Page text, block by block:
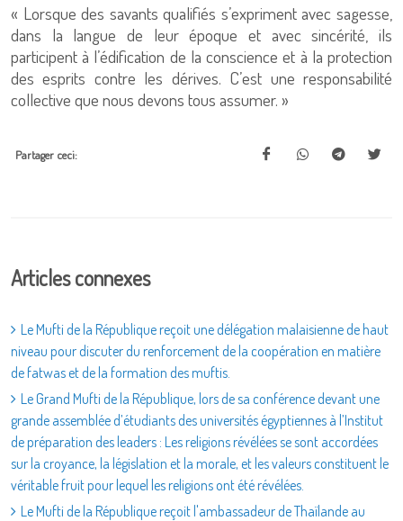
« Lorsque des savants qualifiés s’expriment avec sagesse,
dans la langue de leur époque et avec sincérité, ils
participent à l’édification de la conscience et à la protection
des esprits contre les dérives. C’est une responsabilité
collective que nous devons tous assumer. »
Partager ceci:
Articles connexes
Le Mufti de la République reçoit une délégation malaisienne de haut
niveau pour discuter du renforcement de la coopération en matière
de fatwas et de la formation des muftis.
Le Grand Mufti de la République, lors de sa conférence devant une
grande assemblée d’étudiants des universités égyptiennes à l’Institut
de préparation des leaders : Les religions révélées se sont accordées
sur la croyance, la législation et la morale, et les valeurs constituent le
véritable fruit pour lequel les religions ont été révélées.
Le Mufti de la République reçoit l'ambassadeur de Thaïlande au